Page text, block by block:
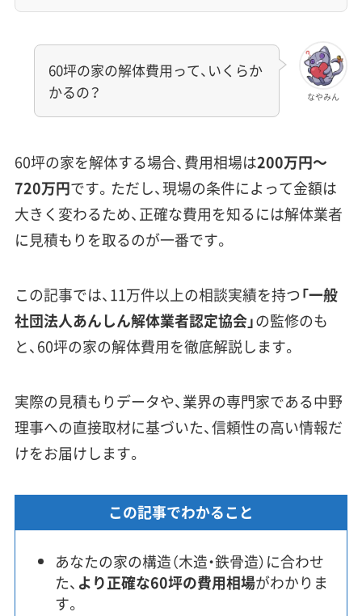
なやみん
60坪の家の解体費用って、いくらか
かるの？
60坪の家を解体する場合、費用相場は200万円〜
720万円です。ただし、現場の条件によって金額は
大きく変わるため、正確な費用を知るには解体業者
に見積もりを取るのが一番です。
この記事では、11万件以上の相談実績を持つ「一般
社団法人あんしん解体業者認定協会」の監修のも
と、60坪の家の解体費用を徹底解説します。
実際の見積もりデータや、業界の専門家である中野
理事への直接取材に基づいた、信頼性の高い情報だ
けをお届けします。
この記事でわかること
あなたの家の構造（木造・鉄骨造）に合わせ
た、 より正確な60坪の費用相場がわかりま
す。